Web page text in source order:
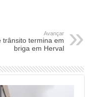
Avançar
trânsito termina em
briga em Herval